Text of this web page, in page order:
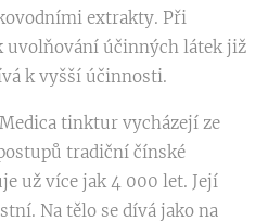
extrakty. Při
účinných látek již
k vyšší účinnosti.
tinktur vycházejí ze
tradiční čínské
už více jak 4 000 let. Její
Na tělo se dívá jako na